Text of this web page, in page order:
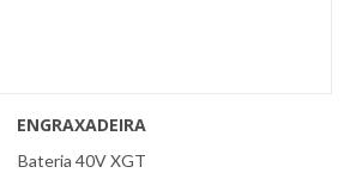
ENGRAXADEIRA
Bateria 40V XGT